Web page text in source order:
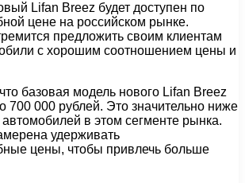
Lifan Breez будет доступен по
цене на российском рынке.
предложить своим клиентам
с хорошим соотношением цены и
базовая модель нового Lifan Breez
700 000 рублей. Это значительно ниже
автомобилей в этом сегменте рынка.
удерживать
цены, чтобы привлечь больше